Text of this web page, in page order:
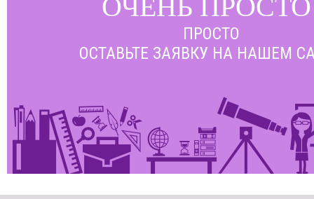
ОЧЕНЬ
ПРОСТО
ОСТАВЬТЕ ЗАЯВКУ НА НАШЕМ